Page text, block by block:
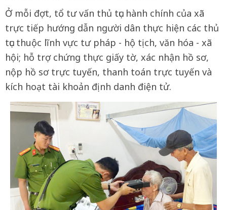
Ở mỗi đợt, tổ tư vấn thủ tục hành chính của xã
trực tiếp hướng dẫn người dân thực hiện các thủ
tục thuộc lĩnh vực tư pháp - hộ tịch, văn hóa - xã
hội; hỗ trợ chứng thực giấy tờ, xác nhận hồ sơ,
nộp hồ sơ trực tuyến, thanh toán trực tuyến và
kích hoạt tài khoản định danh điện tử.